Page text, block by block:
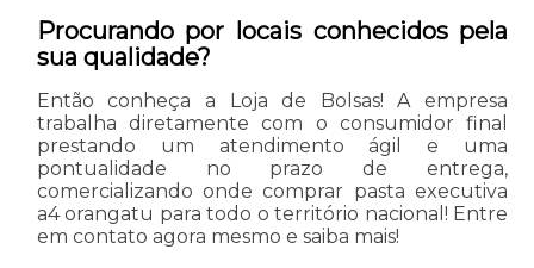
Procurando por locais conhecidos pela
sua qualidade?
Então conheça a Loja de Bolsas! A empresa
trabalha diretamente com o consumidor final
prestando um atendimento ágil e uma
pontualidade no prazo de entrega,
comercializando onde comprar pasta executiva
a4 orangatu para todo o território nacional! Entre
em contato agora mesmo e saiba mais!